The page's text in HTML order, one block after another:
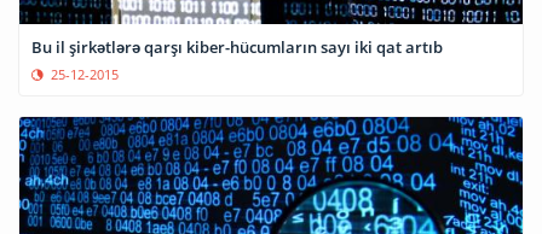
Bu il şirkətlərə qarşı kiber-hücumların sayı iki qat artıb
25-12-2015